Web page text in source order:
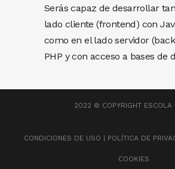
Serás capaz de desarrollar
lado cliente (frontend) con
como en el lado servidor
PHP y con acceso a bases de
2022 © COPYRIGHT ESCOLA
CONDICIONES DE USO POLÍTICA DE
COOKIES